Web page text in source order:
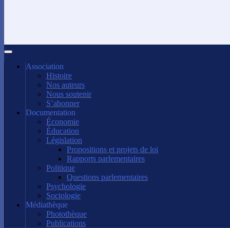
Association
Histoire
Nos auteurs
Nous soutenir
S’abonner
Documentation
Économie
Éducation
Législation
Propositions et projets de loi
Rapports parlementaires
Politique
Questions parlementaires
Psychologie
Sociologie
Médiathèque
Photothèque
Publications